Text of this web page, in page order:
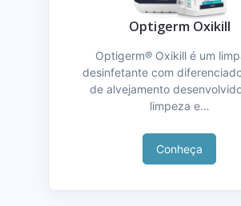
Optigerm Oxikill
Optigerm® Oxikill é um
desinfetante com
de alvejamento
limpeza e…
Conheça